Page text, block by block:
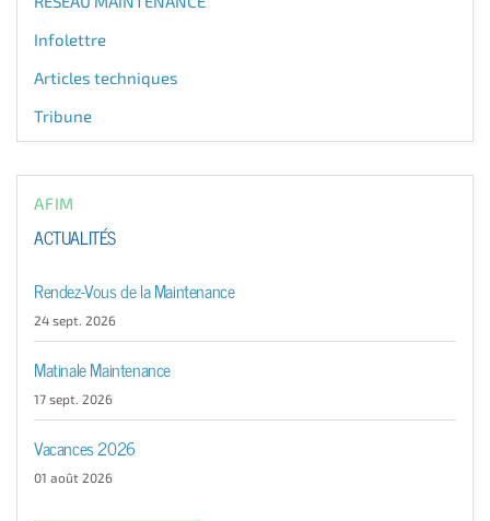
Infolettre
Articles techniques
Tribune
AFIM
ACTUALITÉS
Rendez-Vous de la Maintenance
24 sept. 2026
Matinale Maintenance
17 sept. 2026
Vacances 2026
01 août 2026